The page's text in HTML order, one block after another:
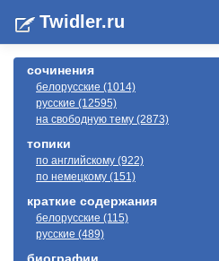
Twidler.ru
сочинения
белорусские (1014)
русские (12595)
на свободную тему (2873)
топики
по английскому (922)
по немецкому (151)
краткие содержания
белорусские (115)
русские (489)
биографии